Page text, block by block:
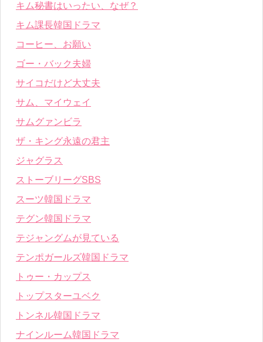
キム秘書はいったい、なぜ？
キム課長韓国ドラマ
コーヒー、お願い
ゴー・バック夫婦
サイコだけど大丈夫
サム、マイウェイ
サムグァンビラ
ザ・キング永遠の君主
ジャグラス
ストーブリーグSBS
スーツ韓国ドラマ
テグン韓国ドラマ
テジャングムが見ている
テンポガールズ韓国ドラマ
トゥー・カップス
トップスターユベク
トンネル韓国ドラマ
ナインルーム韓国ドラマ